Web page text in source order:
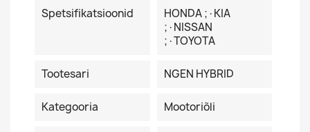
Spetsifikatsioonid
HONDA ;·KIA
;·NISSAN
;·TOYOTA
Tootesari NGEN HYBRID
Kategooria Mootoriõli